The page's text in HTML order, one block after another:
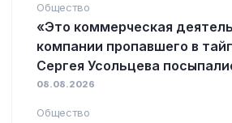
Общество
«Это коммерческая
компании пропавшего в
Сергея Усольцева
08.08.2026
Общество